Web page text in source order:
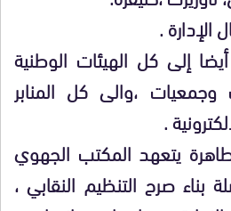
الإدارة .
إلى كل الهيئات الوطنية
،والى كل المنابر
.
يتعهد المكتب الجهوي
بناء صرح التنظيم النقابي ،